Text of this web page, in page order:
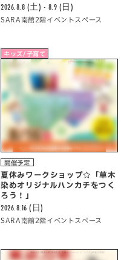
2026.8.8 (土) - 8.9 (日)
SARA南館2階イベントスペース
キッズ/子育て
開催予定
夏休みワークショップ☆「草木
染めオリジナルハンカチをつく
ろう！」
2026.8.16 (日)
SARA南館2階イベントスペース